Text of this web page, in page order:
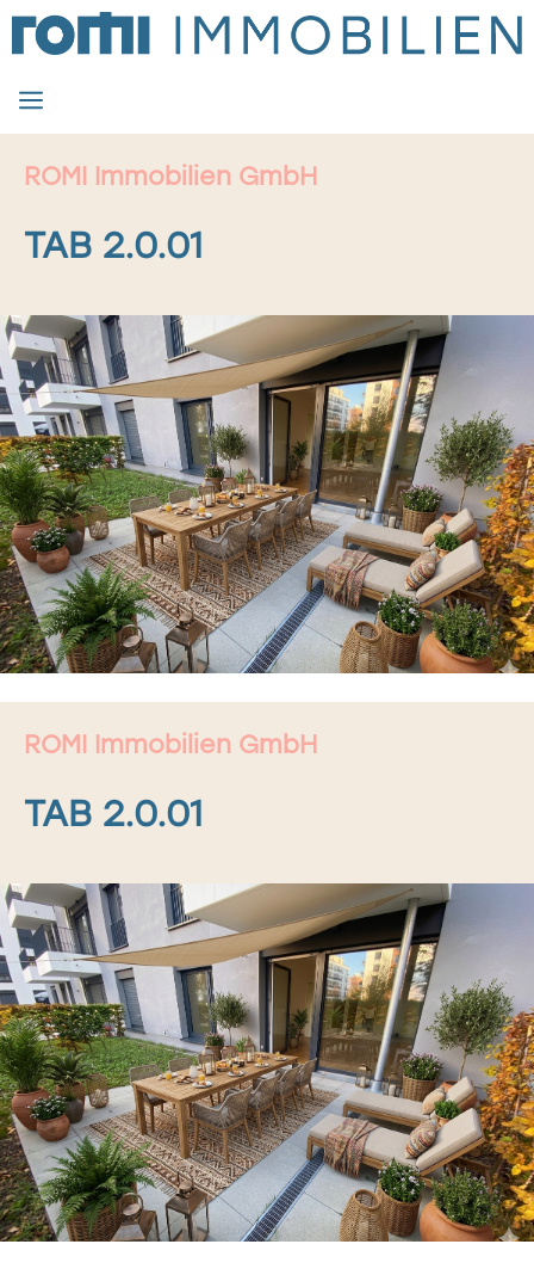
Zum
Inhalt
springen
MENÜ
ROMI Immobilien GmbH
TAB 2.0.01
ROMI Immobilien GmbH
TAB 2.0.01